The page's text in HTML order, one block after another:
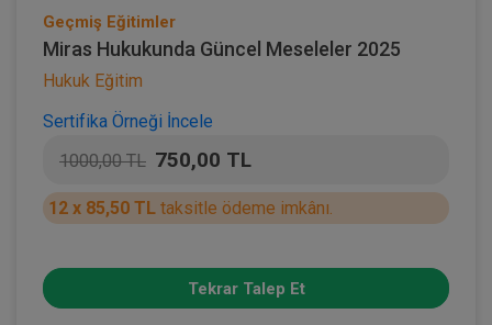
Geçmiş Eğitimler
Miras Hukukunda Güncel Meseleler 2025
Hukuk Eğitim
Sertifika Örneği İncele
1000,00 TL 750,00 TL
12 x 85,50 TL taksitle ödeme imkânı.
Tekrar Talep Et